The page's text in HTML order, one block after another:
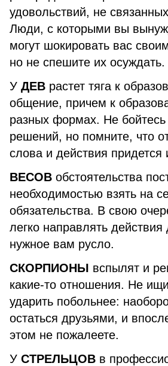
удовольствий, не
Люди, с которыми вы
могут шокировать вас
но не спешите их осуждать.
У ДЕВ растет тяга к
общение, причем к
разных формах. Не
решений, но помните, что
слова и действия
ВЕСОВ обстоятельства
необходимостью взять на
обязательства. В свою
легко направлять
нужное вам русло.
СКОРПИОНЫ вспылят и
какие-то отношения. Не
ударить побольнее:
остаться друзьями, и
этом не пожалеете.
У СТРЕЛЬЦОВ в